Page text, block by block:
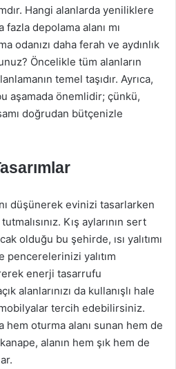
Hangi alanlarda yeniliklere
depolama alanı mı
odanızı daha ferah ve aydınlık
Öncelikle tüm alanların
temel taşıdır. Ayrıca,
aşamada önemlidir; çünkü,
doğrudan bütçenizle
düşünerek evinizi tasarlarken
Kış aylarının sert
olduğu bu şehirde, ısı yalıtımı
pencerelerinizi yalıtım
enerji tasarrufu
alanlarınızı da kullanışlı hale
tercih edebilirsiniz.
hem oturma alanı sunan hem de
alanın hem şık hem de